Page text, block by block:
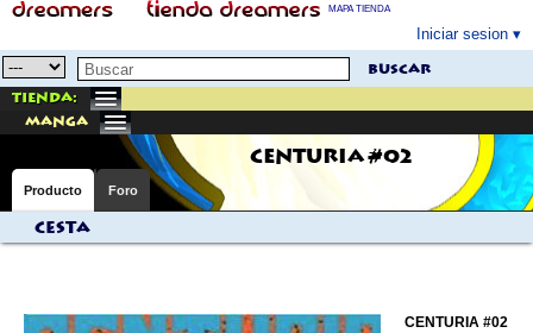
MAPA TIENDA
Iniciar sesion
buscar
Tienda:
manga
CENTURIA #02
Producto Foro
Cesta
CENTURIA #02